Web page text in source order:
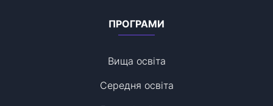
ПРОГРАМИ
Вища освіта
Середня освіта